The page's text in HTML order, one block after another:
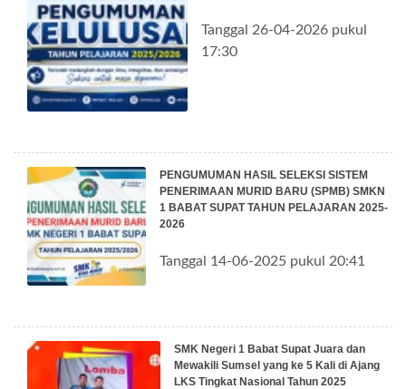
Tanggal 26-04-2026 pukul
17:30
PENGUMUMAN HASIL SELEKSI SISTEM
PENERIMAAN MURID BARU (SPMB) SMKN
1 BABAT SUPAT TAHUN PELAJARAN 2025-
2026
Tanggal 14-06-2025 pukul 20:41
SMK Negeri 1 Babat Supat Juara dan
Mewakili Sumsel yang ke 5 Kali di Ajang
LKS Tingkat Nasional Tahun 2025